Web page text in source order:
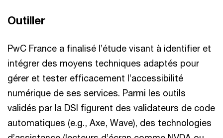
Outiller
PwC France a finalisé l’étude visant à identifier et
intégrer des moyens techniques adaptés pour
gérer et tester efficacement l’accessibilité
numérique de ses services. Parmi les outils
validés par la DSI figurent des validateurs de code
automatiques (e.g., Axe, Wave), des technologies